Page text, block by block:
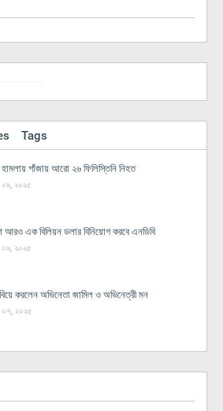
Tags
গাঁজায় আরো ২৬ ফিলিস্তিনি নিহত
০৯, ২০২৫
আরও এক বিলিয়ন ডলার বিনিয়োগ করবে এনডিবি
০৯, ২০২৫
করলেন অভিনেতা জামিল ও অভিনেত্রী মন
০৭, ২০২৫